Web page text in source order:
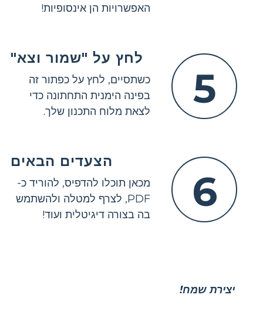
האפשרויות הן אינסופיות!
5
לחץ על "שמור וצא"
כשתסיים, לחץ על כפתור זה
בפינה הימנית התחתונה כדי
לצאת מלוח התכנון שלך.
6
הצעדים הבאים
מכאן תוכלו להדפיס, להוריד כ-
PDF, לצרף למטלה ולהשתמש
בה בצורה דיגיטלית ועוד!
יצירת שמח!